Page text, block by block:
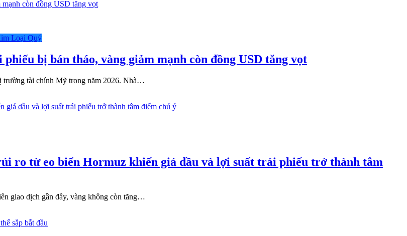
Loại Quý
bị bán tháo, vàng giảm mạnh còn đồng USD tăng vọt
trường tài chính Mỹ trong năm 2026. Nhà…
ro từ eo biển Hormuz khiến giá dầu và lợi suất trái phiếu trở thành tâm
giao dịch gần đây, vàng không còn tăng…